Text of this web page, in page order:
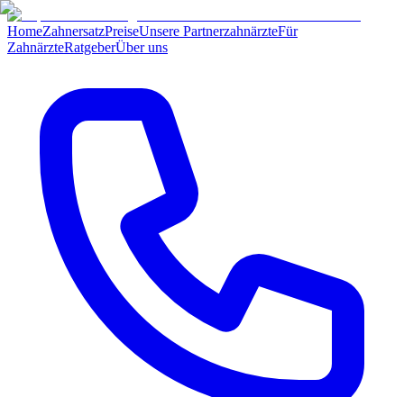
HomeZahnersatzPreiseUnsere PartnerzahnärzteFür
ZahnärzteRatgeberÜber uns